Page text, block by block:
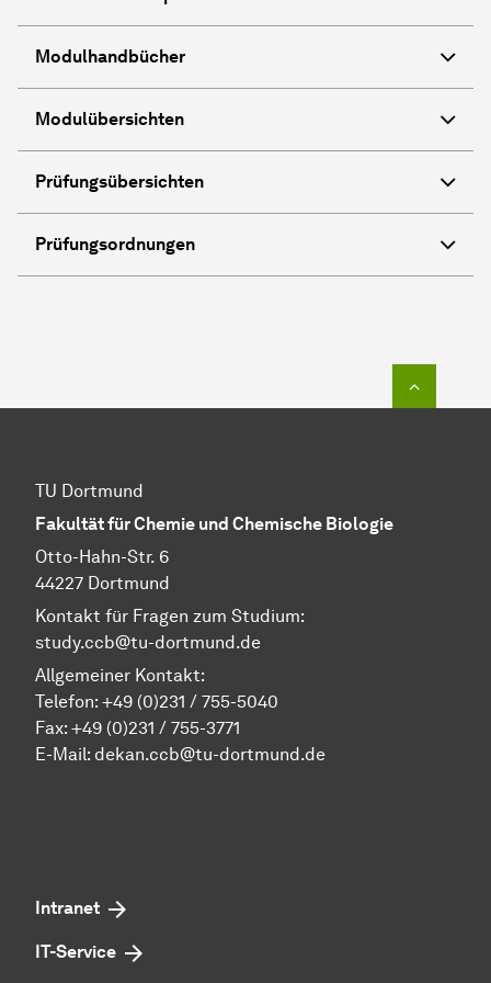
Modulhandbücher
Modulübersichten
Prüfungsübersichten
Prüfungsordnungen
TU Dortmund
Fakultät für Chemie und Chemische Biologie
Otto-Hahn-Str. 6
44227 Dortmund
Kontakt für Fragen zum Studium:
study.ccb@tu-dortmund.de
Allgemeiner Kontakt:
Telefon: +49 (0)231 / 755-5040
Fax: +49 (0)231 / 755-3771
E-Mail: dekan.ccb@tu-dortmund.de
Intranet
IT-Service